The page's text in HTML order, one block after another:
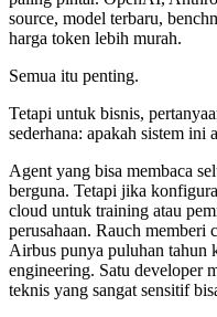
source, model terbaru,
harga token lebih murah.
Semua itu penting.
Tetapi untuk bisnis,
sederhana: apakah sistem ini
Agent yang bisa membaca
berguna. Tetapi jika
cloud untuk training atau
perusahaan. Rauch memberi
Airbus punya puluhan tahun
engineering. Satu developer
teknis yang sangat sensitif